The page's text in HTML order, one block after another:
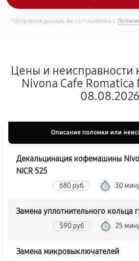
*Отправляя данные, вы соглашаетесь с
Цены и
Nivona Cafe Romatica
08.08.2026
Описание поломки или
Декальцинация кофемашины
NICR 525
680 руб 30
Замена уплотнительного кольца
590 руб 25
Замена микровыключателей